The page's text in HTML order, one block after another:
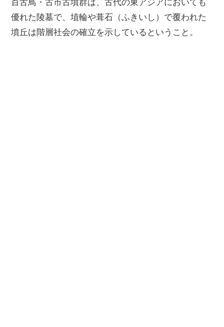
百舌鳥・古市古墳群は、古代の東アジアにおいても
優れた陵墓で、埴輪や葺石（ふきいし）で覆われた
墳丘は階層社会の確立を示しているということ。